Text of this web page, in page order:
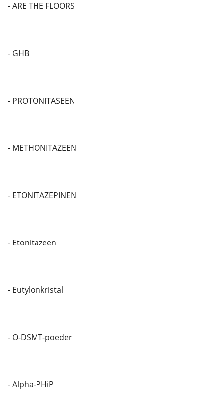
- ARE THE FLOORS
- GHB
- PROTONITASEEN
- METHONITAZEEN
- ETONITAZEPINEN
- Etonitazeen
- Eutylonkristal
- O-DSMT-poeder
- Alpha-PHiP